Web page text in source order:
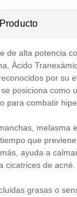
de alta potencia
Ácido
por su
posiciona como
para combatir
melasma e
que
ayuda a
cicatrices de acné.
grasas o